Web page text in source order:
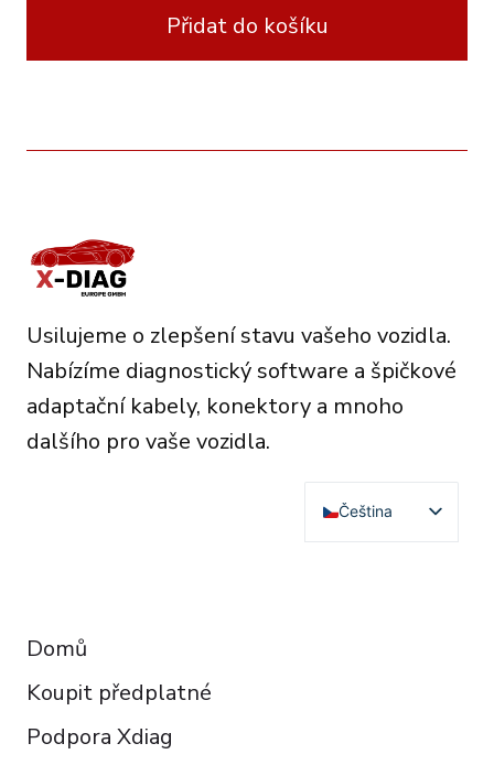
Přidat do košíku
Usilujeme o zlepšení stavu vašeho vozidla.
Nabízíme diagnostický software a špičkové
adaptační kabely, konektory a mnoho
dalšího pro vaše vozidla.
Čeština
English
Domů
Koupit předplatné
Podpora Xdiag